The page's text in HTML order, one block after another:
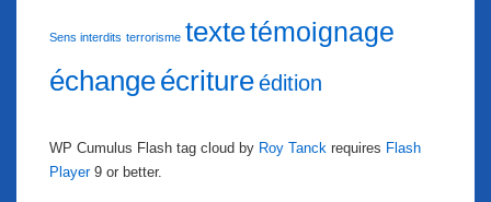
Sens interdits terrorisme textetémoignage
échangeécritureédition
WP Cumulus Flash tag cloud by Roy Tanck requires Flash
Player9 or better.